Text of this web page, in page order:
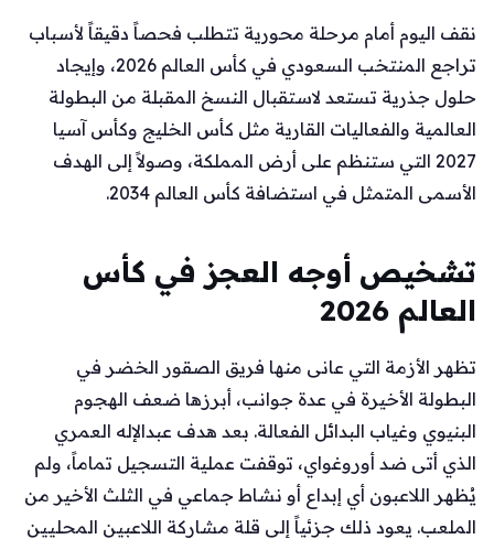
نقف اليوم أمام مرحلة محورية تتطلب فحصاً دقيقاً لأسباب
تراجع المنتخب السعودي في كأس العالم 2026، وإيجاد
حلول جذرية تستعد لاستقبال النسخ المقبلة من البطولة
العالمية والفعاليات القارية مثل كأس الخليج وكأس آسيا
2027 التي ستنظم على أرض المملكة، وصولاً إلى الهدف
الأسمى المتمثل في استضافة كأس العالم 2034.
تشخيص أوجه العجز في كأس
العالم 2026
تظهر الأزمة التي عانى منها فريق الصقور الخضر في
البطولة الأخيرة في عدة جوانب، أبرزها ضعف الهجوم
البنيوي وغياب البدائل الفعالة. بعد هدف عبدالإله العمري
الذي أتى ضد أوروغواي، توقفت عملية التسجيل تماماً، ولم
يُظهر اللاعبون أي إبداع أو نشاط جماعي في الثلث الأخير من
الملعب. يعود ذلك جزئياً إلى قلة مشاركة اللاعبين المحليين